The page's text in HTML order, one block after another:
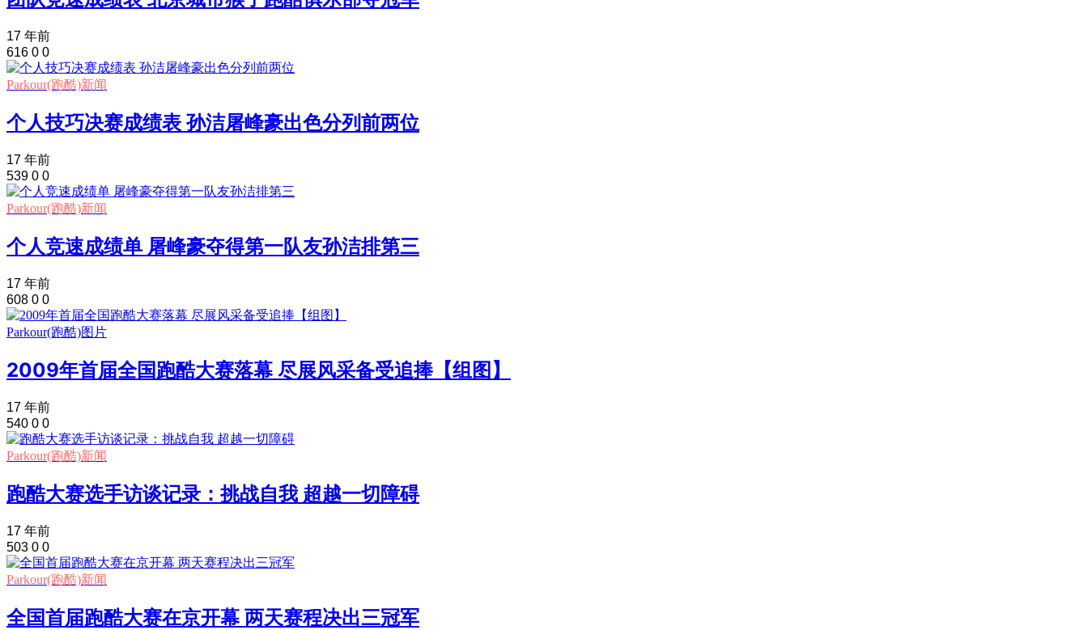
17 年前
616 0 0
Parkour(跑酷)新闻
个人技巧决赛成绩表 孙洁屠峰豪出色分列前两位
17 年前
539 0 0
Parkour(跑酷)新闻
个人竞速成绩单 屠峰豪夺得第一队友孙洁排第三
17 年前
608 0 0
Parkour(跑酷)图片
2009年首届全国跑酷大赛落幕 尽展风采备受追捧【组图】
17 年前
540 0 0
Parkour(跑酷)新闻
跑酷大赛选手访谈记录：挑战自我 超越一切障碍
17 年前
503 0 0
Parkour(跑酷)新闻
全国首届跑酷大赛在京开幕 两天赛程决出三冠军